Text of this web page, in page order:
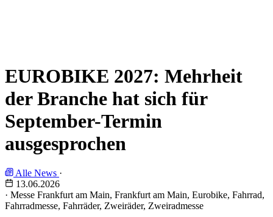
EUROBIKE 2027: Mehrheit
der Branche hat sich für
September-Termin
ausgesprochen
Alle News ·
13.06.2026
· Messe Frankfurt am Main, Frankfurt am Main, Eurobike, Fahrrad,
Fahrradmesse, Fahrräder, Zweiräder, Zweiradmesse